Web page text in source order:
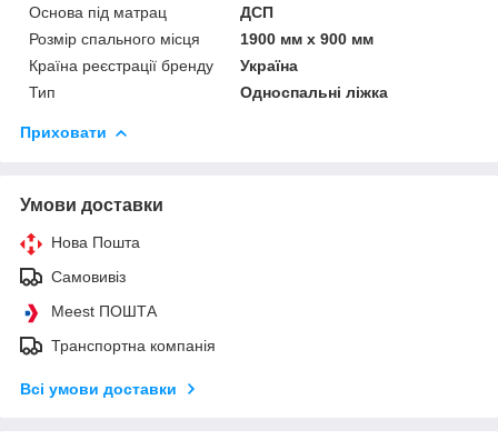
Основа під матрац
ДСП
Розмір спального місця
1900 мм х 900 мм
Країна реєстрації бренду
Україна
Тип
Односпальні ліжка
Приховати
Умови доставки
Нова Пошта
Самовивіз
Meest ПОШТА
Транспортна компанія
Всі умови доставки